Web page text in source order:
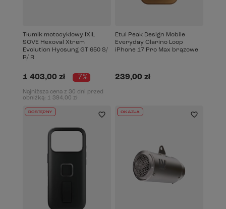
Tłumik motocyklowy IXIL
SOVE Hexoval Xtrem
Evolution Hyosung GT 650 S/
R/ R
1 403,00 zł -7%
Najniższa cena z 30 dni przed
obniżką: 1 394,00 zł
Etui Peak Design Mobile
Everyday Clarino Loop
iPhone 17 Pro Max brązowe
239,00 zł
DOSTĘPNY OKAZJA